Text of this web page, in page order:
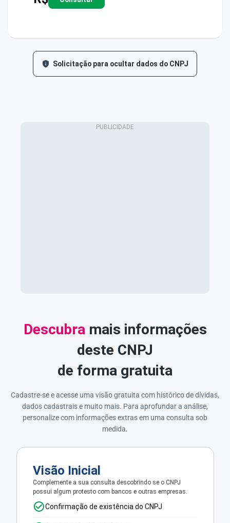
Solicitação para ocultar dados do CNPJ
Descubra mais informações
deste CNPJ
de forma gratuita
Cadastre-se e acesse uma visão gratuita com histórico de dívidas,
dados cadastrais e muito mais. Para aprofundar a análise,
personalize com informações extras em uma consulta sob
medida.
Visão Inicial
Complemente a sua consulta descobrindo se o CNPJ
possui algum protesto com bancos e outras empresas.
Confirmação de existência do CNPJ